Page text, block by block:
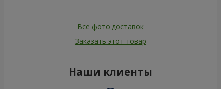
Все фото доставок
Заказать этот товар
Наши клиенты